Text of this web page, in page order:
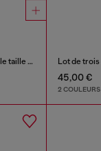
Culotte en coton extensible taille haute
45,00 €
2 COULEURS